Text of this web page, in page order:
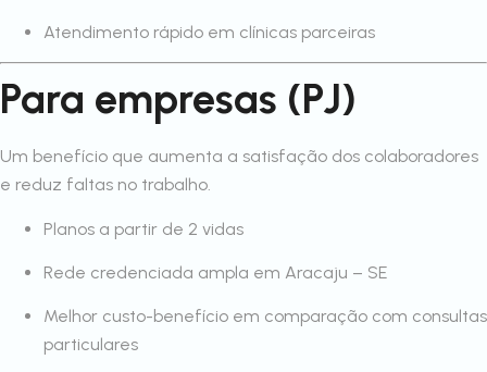
Atendimento rápido em clínicas parceiras
Para empresas (PJ)
Um benefício que aumenta a satisfação dos colaboradores
e reduz faltas no trabalho.
Planos a partir de 2 vidas
Rede credenciada ampla em Aracaju – SE
Melhor custo-benefício em comparação com consultas
particulares